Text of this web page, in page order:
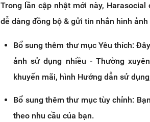
Trong lần cập nhật mới này,
dễ dàng đồng bộ & gửi tin nhắn hình ảnh
Bổ sung thêm thư mục Yêu thích:
ảnh sử dụng nhiều - Thường
khuyến mãi, hình Hướng dẫn sử
Bổ sung thêm thư mục tùy chỉnh:
theo nhu cầu của bạn.